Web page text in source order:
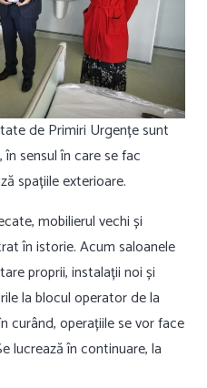
de Primiri Urgențe sunt
sensul în care se fac
spațiile exterioare.
mobilierul vechi și
în istorie. Acum saloanele
proprii, instalații noi și
la blocul operator de la
curând, operațiile se vor face
lucrează în continuare, la